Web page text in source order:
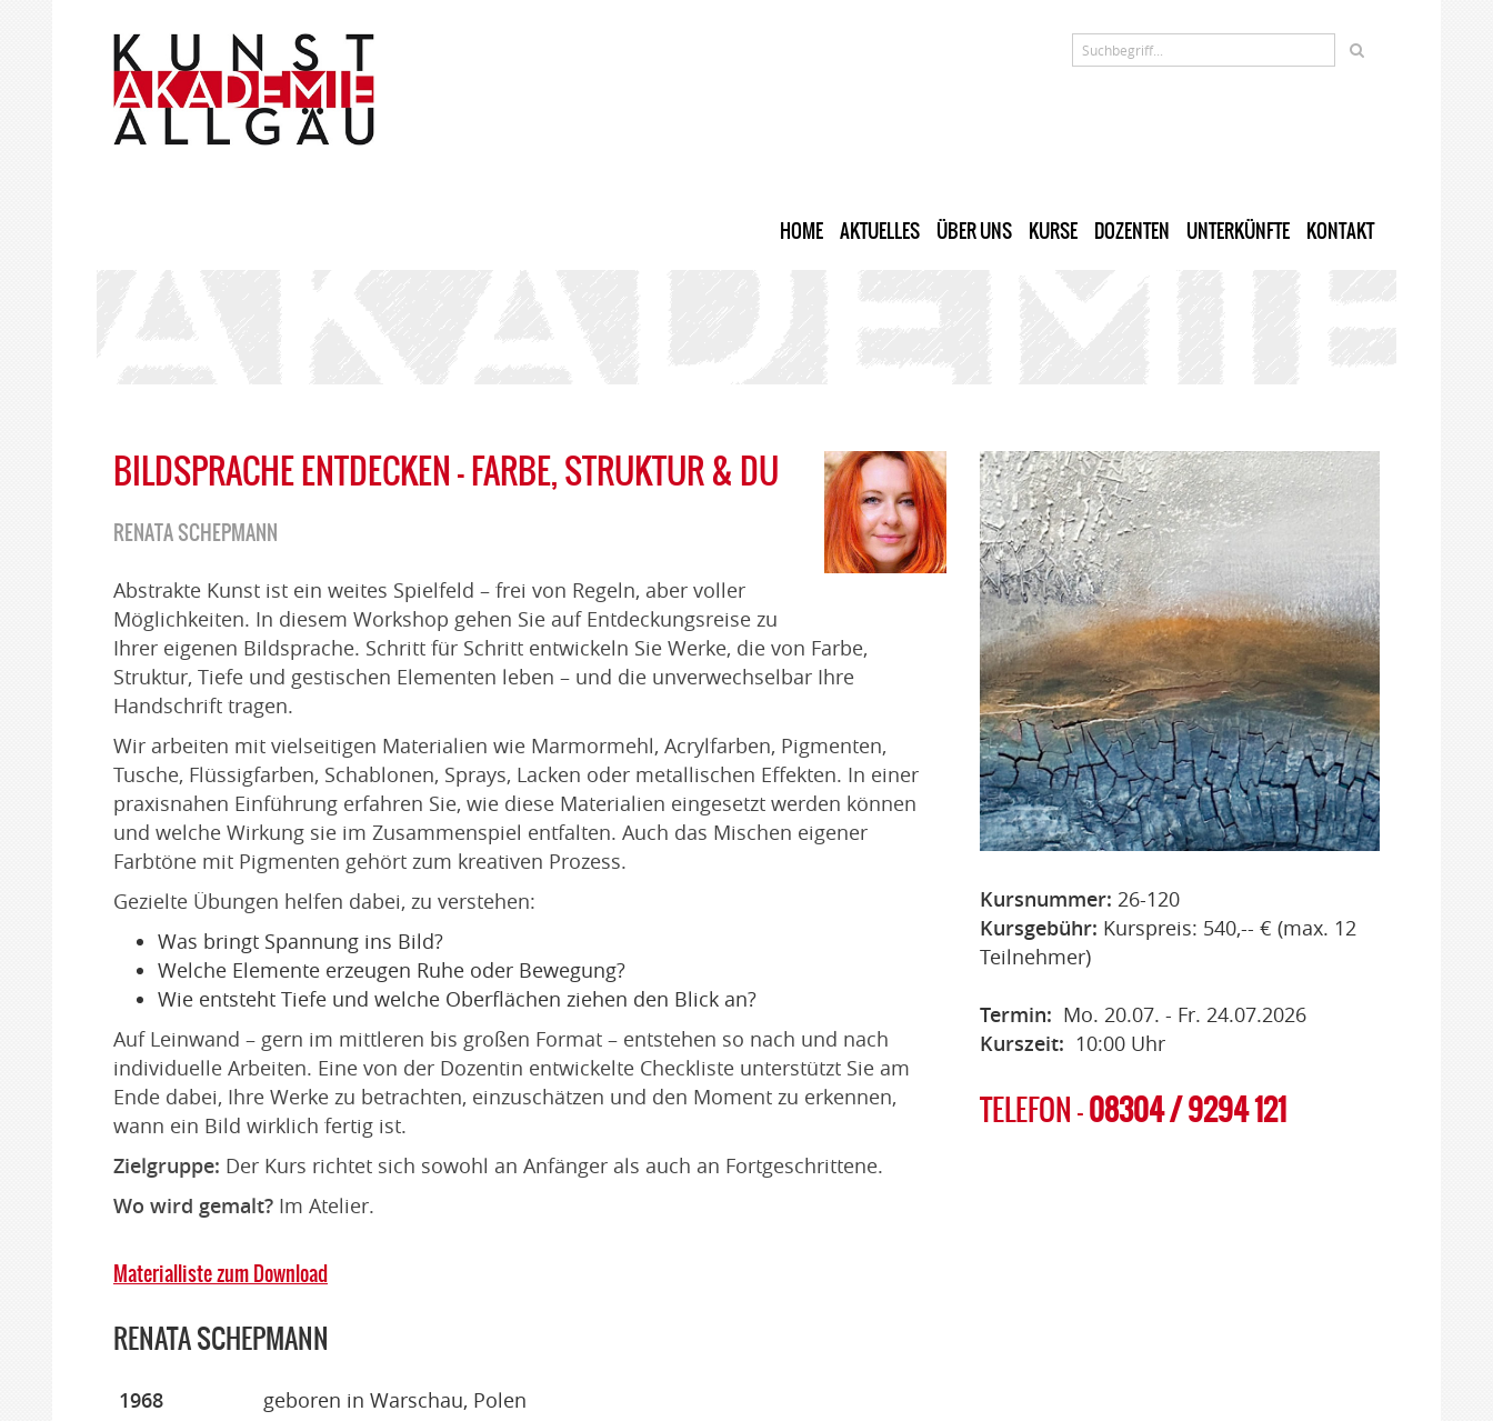
HOME AKTUELLES ÜBER UNS KURSE DOZENTEN UNTERKÜNFTE KONTAKT
BILDSPRACHE ENTDECKEN – FARBE, STRUKTUR & DU
RENATA SCHEPMANN
Abstrakte Kunst ist ein weites Spielfeld – frei von Regeln, aber voller
Möglichkeiten. In diesem Workshop gehen Sie auf Entdeckungsreise zu
Ihrer eigenen Bildsprache. Schritt für Schritt entwickeln Sie Werke, die von Farbe,
Struktur, Tiefe und gestischen Elementen leben – und die unverwechselbar Ihre
Handschrift tragen.
Wir arbeiten mit vielseitigen Materialien wie Marmormehl, Acrylfarben, Pigmenten,
Tusche, Flüssigfarben, Schablonen, Sprays, Lacken oder metallischen Effekten. In einer
praxisnahen Einführung erfahren Sie, wie diese Materialien eingesetzt werden können
und welche Wirkung sie im Zusammenspiel entfalten. Auch das Mischen eigener
Farbtöne mit Pigmenten gehört zum kreativen Prozess.
Gezielte Übungen helfen dabei, zu verstehen:
Was bringt Spannung ins Bild?
Welche Elemente erzeugen Ruhe oder Bewegung?
Wie entsteht Tiefe und welche Oberflächen ziehen den Blick an?
Auf Leinwand – gern im mittleren bis großen Format – entstehen so nach und nach
individuelle Arbeiten. Eine von der Dozentin entwickelte Checkliste unterstützt Sie am
Ende dabei, Ihre Werke zu betrachten, einzuschätzen und den Moment zu erkennen,
wann ein Bild wirklich fertig ist.
Zielgruppe: Der Kurs richtet sich sowohl an Anfänger als auch an Fortgeschrittene.
Wo wird gemalt? Im Atelier.
Materialliste zum Download
RENATA SCHEPMANN
1968
geboren in Warschau, Polen
Kursnummer: 26-120
Kursgebühr: Kurspreis: 540,-- € (max. 12
Teilnehmer)
Termin: Mo. 20.07. - Fr. 24.07.2026
Kurszeit: 10:00 Uhr
TELEFON -08304 / 9294 121